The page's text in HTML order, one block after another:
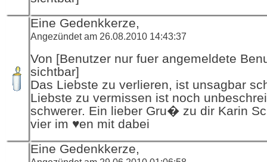
Eine Gedenkkerze,
Angezündet am 26.08.2010 14:43:37
Von [Benutzer nur fuer angemeldete
sichtbar]
Das Liebste zu verlieren, ist unsagbar
Liebste zu vermissen ist noch
schwerer. Ein lieber Gru� zu dir Karin
vier im ♥en mit dabei
Eine Gedenkkerze,